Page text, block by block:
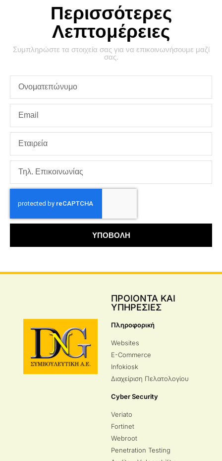
Περισσότερες
Λεπτομέρειες
Συμπληρώστε τα στοιχεία σας για να επικοινωνήσουμε μαζί
σας.
ΥΠΟΒΟΛΗ
ΠΡΟΙΟΝΤΑ ΚΑΙ
ΥΠΗΡΕΣΙΕΣ
Πληροφορική
Websites
E-Commerce
Infokiosk
Διαχείριση Πελατολογίου
Cyber Security
Veriato
Fortinet
Webroot
Penetration Testing